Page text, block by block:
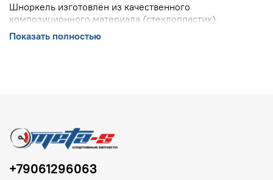
Шноркель изготовлен из качественного
композиционного материала (стеклопластик).
Поставляется со всем необходимым комплектом
метизов и комплектующих, необходимых для монтажа.
Показать полностью
+79061296063